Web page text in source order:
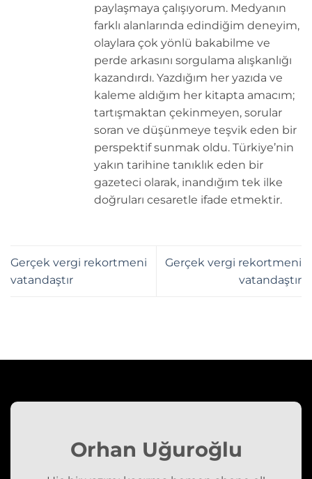
paylaşmaya çalışıyorum. Medyanın
farklı alanlarında edindiğim deneyim,
olaylara çok yönlü bakabilme ve
perde arkasını sorgulama alışkanlığı
kazandırdı. Yazdığım her yazıda ve
kaleme aldığım her kitapta amacım;
tartışmaktan çekinmeyen, sorular
soran ve düşünmeye teşvik eden bir
perspektif sunmak oldu. Türkiye’nin
yakın tarihine tanıklık eden bir
gazeteci olarak, inandığım tek ilke
doğruları cesaretle ifade etmektir.
Gerçek vergi rekortmeni
vatandaştır
Gerçek vergi rekortmeni
vatandaştır
Orhan Uğuroğlu